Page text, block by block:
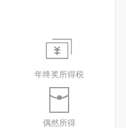
年终奖所得税
偶然所得